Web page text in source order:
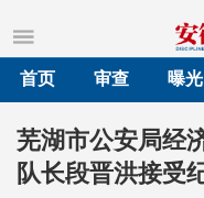
首页
审查 曝光
芜湖市公安局经
队长段晋洪接受